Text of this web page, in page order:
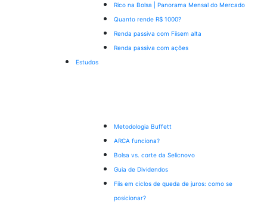
Rico na Bolsa | Panorama Mensal do Mercado
Quanto rende R$ 1000?
Renda passiva com Fiisem alta
Renda passiva com ações
Estudos
Metodologia Buffett
ARCA funciona?
Bolsa vs. corte da Selicnovo
Guia de Dividendos
Fiis em ciclos de queda de juros: como se
posicionar?